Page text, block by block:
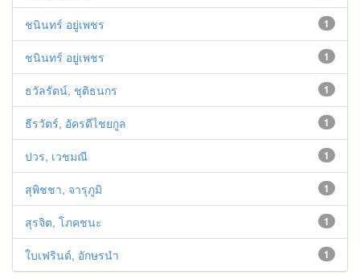
1
ชนินทร์ อยู่เพชร
1
ชนินทร์ อยู่เพชร
1
ธวัลรัตน์, ชุติธนกร
1
ธีรวัตร์, อัครดีไชยกูล
1
ปวร, เวชมณี
1
สุพิชชา, จารุภูมิ
1
สุรจิต, โภคชนะ
1
ใบเฟรินด์, อักษรนำ